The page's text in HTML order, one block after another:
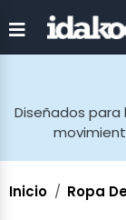
Diseñados
Inicio Ropa